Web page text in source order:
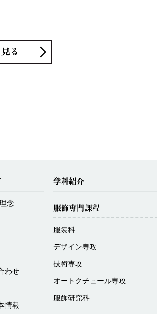
る
念
わせ
情報
学科紹介
服飾専門課程
服装科
デザイン専攻
技術専攻
オートクチュール専攻
服飾研究科